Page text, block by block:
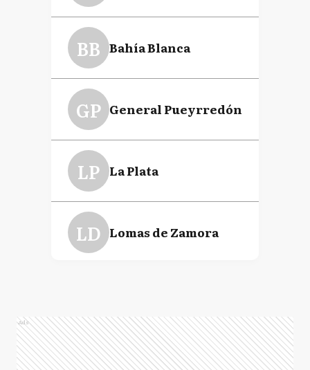
BB Bahía Blanca
GP General Pueyrredón
LP La Plata
LD Lomas de Zamora
N Necochea
Ads